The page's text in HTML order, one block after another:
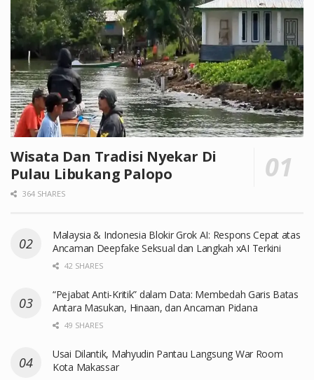
Wisata Dan Tradisi Nyekar Di
Pulau Libukang Palopo
364 SHARES
Malaysia & Indonesia Blokir Grok AI: Respons Cepat atas
Ancaman Deepfake Seksual dan Langkah xAI Terkini
42 SHARES
“Pejabat Anti-Kritik” dalam Data: Membedah Garis Batas
Antara Masukan, Hinaan, dan Ancaman Pidana
49 SHARES
Usai Dilantik, Mahyudin Pantau Langsung War Room
Kota Makassar